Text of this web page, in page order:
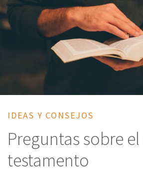
IDEAS Y CONSEJOS
Preguntas sobre
testamento